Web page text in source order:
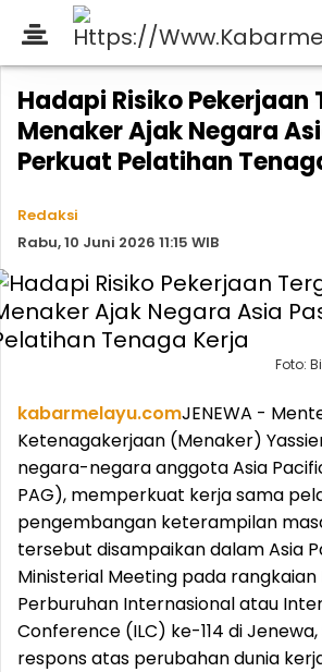
Hadapi Risiko Pekerjaan
Menaker Ajak Negara
Perkuat Pelatihan
Redaksi
Rabu, 10 Juni 2026 11:15 WIB
Foto:
kabarmelayu.comJENEWA -
Ketenagakerjaan (Menaker)
negara-negara anggota Asia
PAG), memperkuat kerja sama
pengembangan keterampilan
tersebut disampaikan dalam Asia
Ministerial Meeting pada rangkaian
Perburuhan Internasional atau
Conference (ILC) ke-114 di Jenewa,
respons atas perubahan dunia